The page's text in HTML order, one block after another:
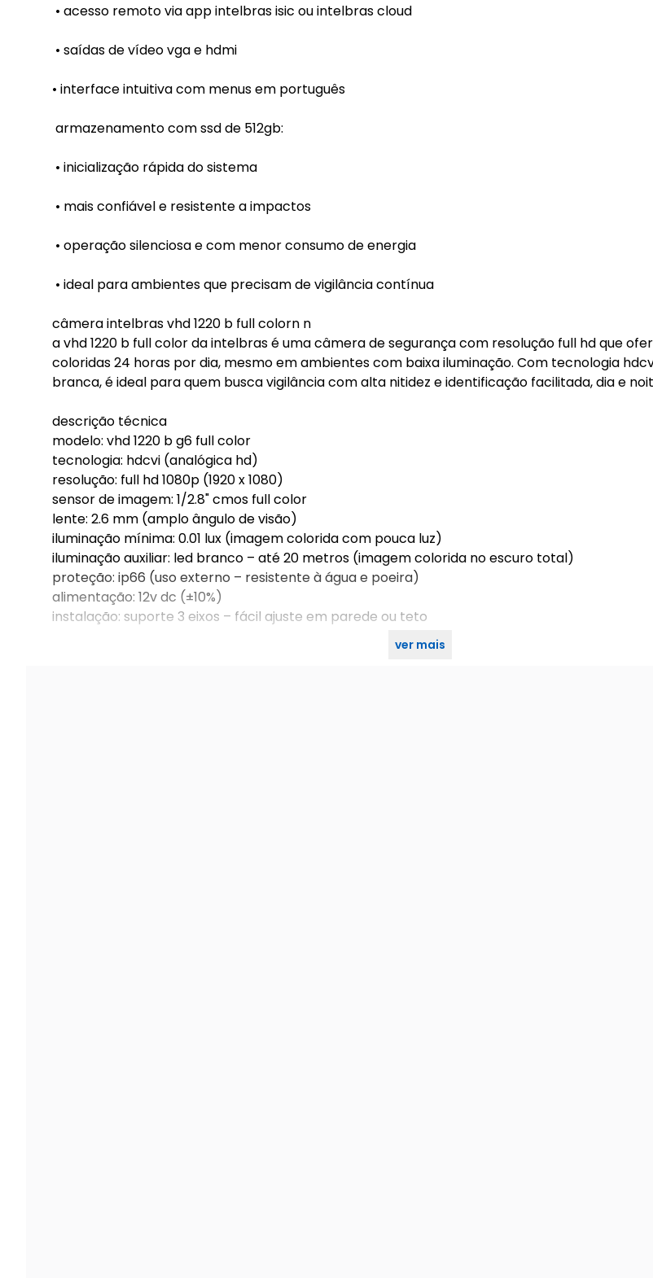
• acesso remoto via app intelbras isic ou intelbras cloud
• saídas de vídeo vga e hdmi
• interface intuitiva com menus em português
armazenamento com ssd de 512gb:
• inicialização rápida do sistema
• mais confiável e resistente a impactos
• operação silenciosa e com menor consumo de energia
• ideal para ambientes que precisam de vigilância contínua
câmera intelbras vhd 1220 b full colorn n
a vhd 1220 b full color da intelbras é uma câmera de segurança com resolução full hd que
coloridas 24 horas por dia, mesmo em ambientes com baixa iluminação. Com tecnologia
branca, é ideal para quem busca vigilância com alta nitidez e identificação facilitada, dia e
descrição técnica
modelo: vhd 1220 b g6 full color
tecnologia: hdcvi (analógica hd)
resolução: full hd 1080p (1920 x 1080)
sensor de imagem: 1/2.8" cmos full color
lente: 2.6 mm (amplo ângulo de visão)
iluminação mínima: 0.01 lux (imagem colorida com pouca luz)
iluminação auxiliar: led branco – até 20 metros (imagem colorida no escuro total)
proteção: ip66 (uso externo – resistente à água e poeira)
alimentação: 12v dc (±10%)
instalação: suporte 3 eixos – fácil ajuste em parede ou teto
ver mais